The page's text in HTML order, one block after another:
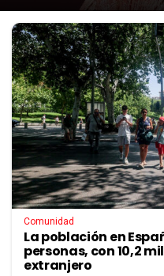
Comunidad
La población en
personas, con 10,2
extranjero